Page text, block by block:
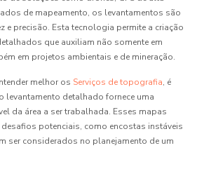
de mapeamento, os levantamentos são
e precisão. Esta tecnologia permite a criação
que auxiliam não somente em
em projetos ambientais e de mineração.
melhor os Serviços de topografia, é
levantamento detalhado fornece uma
da área a ser trabalhada. Esses mapas
potenciais, como encostas instáveis
ser considerados no planejamento de um